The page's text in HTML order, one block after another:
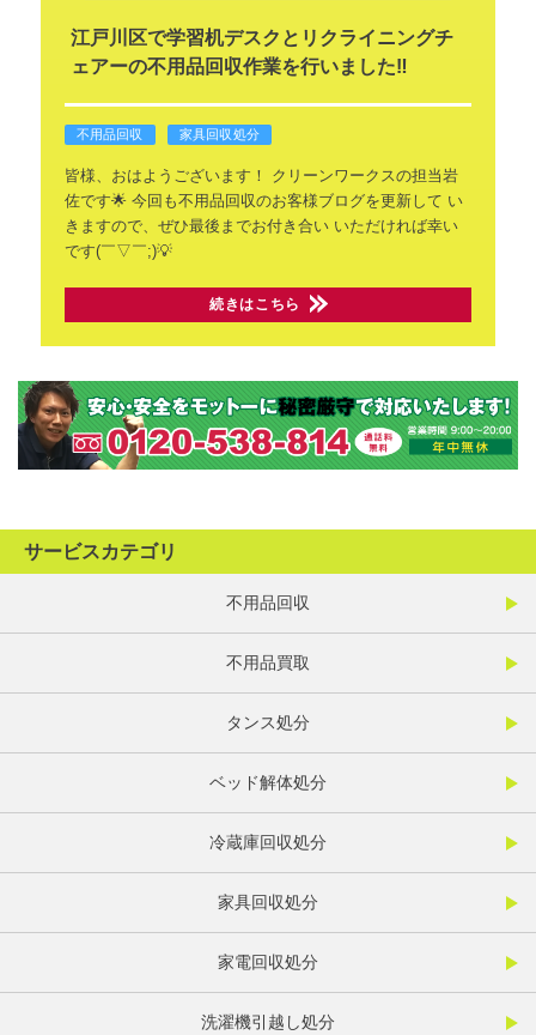
江戸川区で学習机デスクとリクライニングチ
ェアーの不用品回収作業を行いました‼️
不用品回収 家具回収処分
皆様、おはようございます！
クリーンワークスの担当岩
佐です🌟 今回も不用品回収のお客様ブログを更新して い
きますので、ぜひ最後までお付き合いいただければ幸い
です(￣▽￣;)💡
続きはこちら
サービスカテゴリ
不用品回収
不用品買取
タンス処分
ベッド解体処分
冷蔵庫回収処分
家具回収処分
家電回収処分
洗濯機引越し処分